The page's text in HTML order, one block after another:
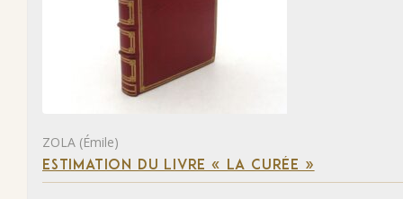
ZOLA (Émile)
ESTIMATION DU LIVRE « LA CURÉE »